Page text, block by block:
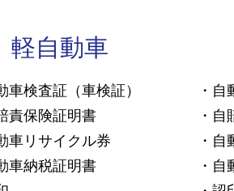
軽自動車
車検査証（車検証）
責保険証明書
車リサイクル券
車納税証明書
・
・
・
・